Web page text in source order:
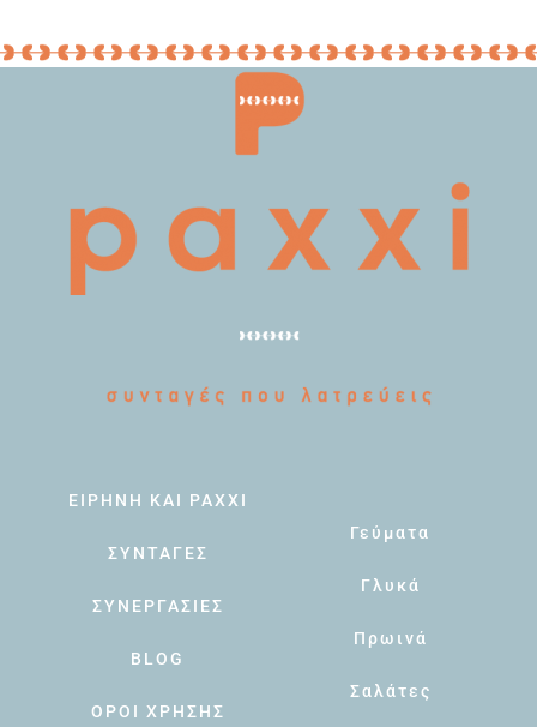
ΕΙΡΗΝΗ ΚΑΙ PAXXI
ΣΥΝΤΑΓΕΣ
ΣΥΝΕΡΓΑΣΙΕΣ
BLOG
ΟΡΟΙ ΧΡΗΣΗΣ
Γεύματα
Γλυκά
Πρωινά
Σαλάτες